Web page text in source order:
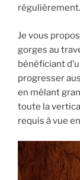
régulièrement.
Je vous
gorges au
bénéficiant
progresser
en mêlant
toute la
requis à vue